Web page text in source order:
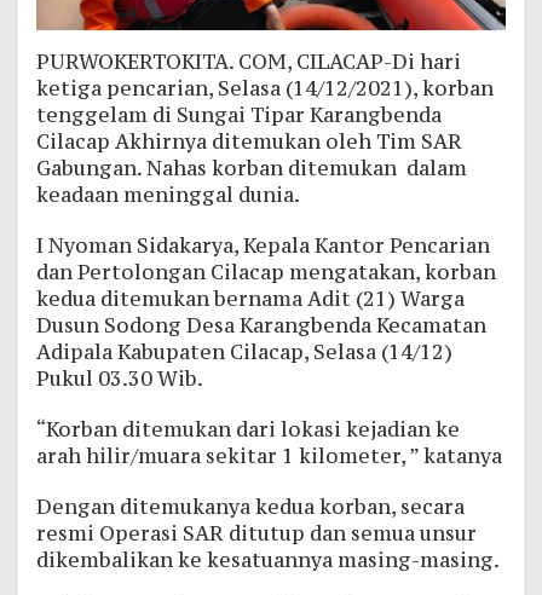
PURWOKERTOKITA. COM, CILACAP-Di hari
ketiga pencarian, Selasa (14/12/2021), korban
tenggelam di Sungai Tipar Karangbenda
Cilacap Akhirnya ditemukan oleh Tim SAR
Gabungan. Nahas korban ditemukan dalam
keadaan meninggal dunia.
I Nyoman Sidakarya, Kepala Kantor Pencarian
dan Pertolongan Cilacap mengatakan, korban
kedua ditemukan bernama Adit (21) Warga
Dusun Sodong Desa Karangbenda Kecamatan
Adipala Kabupaten Cilacap, Selasa (14/12)
Pukul 03.30 Wib.
“Korban ditemukan dari lokasi kejadian ke
arah hilir/muara sekitar 1 kilometer, ” katanya
Dengan ditemukanya kedua korban, secara
resmi Operasi SAR ditutup dan semua unsur
dikembalikan ke kesatuannya masing-masing.